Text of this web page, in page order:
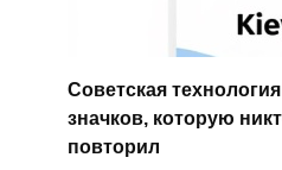
Советская
значков, которую
повторил